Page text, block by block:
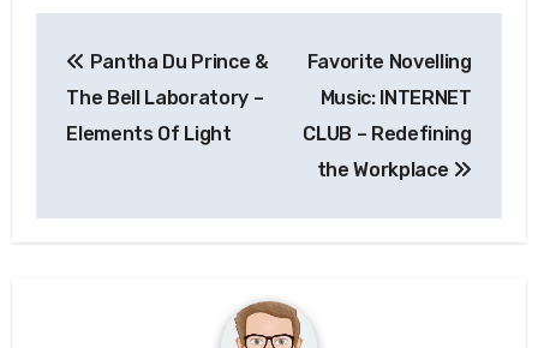
Pantha Du Prince &
The Bell Laboratory –
Elements Of Light
Favorite Novelling
Music: INTERNET
CLUB – Redefining
the Workplace